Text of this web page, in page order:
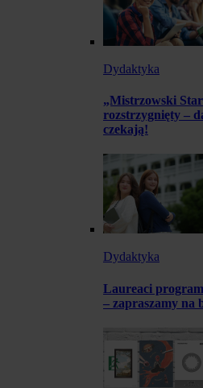
Dydaktyka
„Mistrzowski
rozstrzygnięty –
czekają!
Dydaktyka
Laureaci
– zapraszamy na